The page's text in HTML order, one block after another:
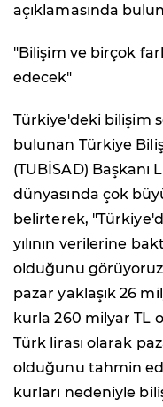
açıklamasında
"Bilişim ve birçok
edecek"
Türkiye'deki bilişim
bulunan Türkiye
(TUBİSAD) Başkanı
dünyasında çok
belirterek,
yılının verilerine
olduğunu
pazar yaklaşık 26
kurla 260 milyar TL
Türk lirası olarak
olduğunu tahmin
kurları nedeniyle